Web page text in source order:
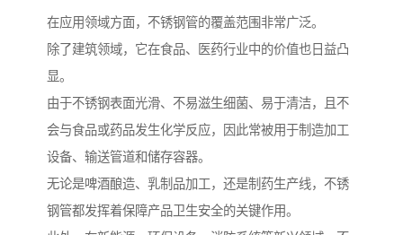
在应用领域方面，不锈钢管的覆盖范围非常广泛。
除了建筑领域，它在食品、医药行业中的价值也日益凸
显。
由于不锈钢表面光滑、不易滋生细菌、易于清洁，且不
会与食品或药品发生化学反应，因此常被用于制造加工
设备、输送管道和储存容器。
无论是啤酒酿造、乳制品加工，还是制药生产线，不锈
钢管都发挥着保障产品卫生安全的关键作用。